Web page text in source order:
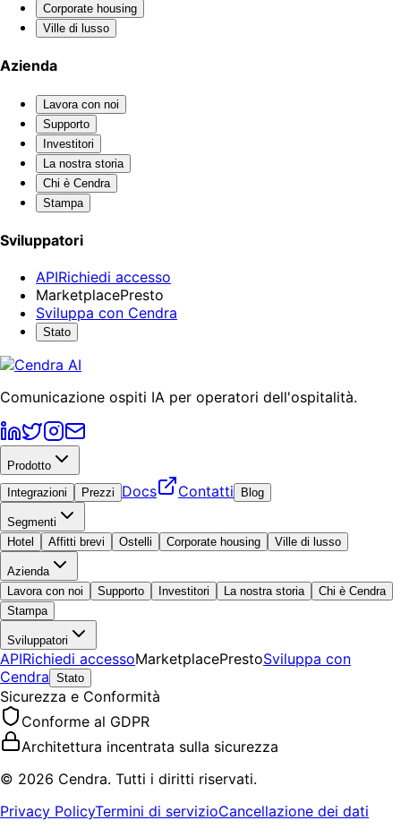
Corporate housing
Ville di lusso
Azienda
Lavora con noi
Supporto
Investitori
La nostra storia
Chi è Cendra
Stampa
Sviluppatori
APIRichiedi accesso
MarketplacePresto
Sviluppa con Cendra
Stato
Comunicazione ospiti IA per operatori dell'ospitalità.
Prodotto
Integrazioni
Prezzi Docs Contatti Blog
Segmenti
Hotel
Affitti brevi Ostelli Corporate housing Ville di lusso
Azienda
Lavora con noi
Supporto Investitori La nostra storia
Chi è Cendra
Stampa
Sviluppatori
APIRichiedi accessoMarketplacePrestoSviluppa con
Cendra Stato
Sicurezza e Conformità
Conforme al GDPR
Architettura incentrata sulla sicurezza
© 2026 Cendra. Tutti i diritti riservati.
Privacy PolicyTermini di servizioCancellazione dei dati